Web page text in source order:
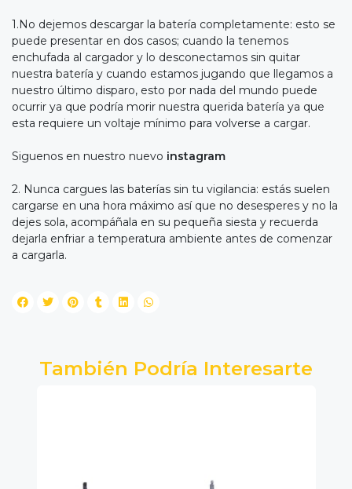
1.No dejemos descargar la batería completamente: esto se
puede presentar en dos casos; cuando la tenemos
enchufada al cargador y lo desconectamos sin quitar
nuestra batería y cuando estamos jugando que llegamos a
nuestro último disparo, esto por nada del mundo puede
ocurrir ya que podría morir nuestra querida batería ya que
esta requiere un voltaje mínimo para volverse a cargar.
Siguenos en nuestro nuevo instagram
2. Nunca cargues las baterías sin tu vigilancia: estás suelen
cargarse en una hora máximo así que no desesperes y no la
dejes sola, acompáñala en su pequeña siesta y recuerda
dejarla enfriar a temperatura ambiente antes de comenzar
a cargarla.
También Podría Interesarte